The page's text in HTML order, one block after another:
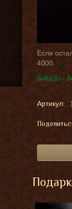
Если
4000.
БоКаДо -
Артикул: